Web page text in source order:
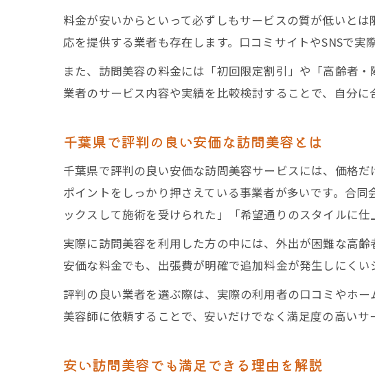
料金が安いからといって必ずしもサービスの質が低いと
応を提供する業者も存在します。口コミサイトやSNSで実
また、訪問美容の料金には「初回限定割引」や「高齢者
業者のサービス内容や実績を比較検討することで、自分
千葉県で評判の良い安価な訪問美容とは
千葉県で評判の良い安価な訪問美容サービスには、価格
ポイントをしっかり押さえている事業者が多いです。合
ックスして施術を受けられた」「希望通りのスタイルに仕
実際に訪問美容を利用した方の中には、外出が困難な高
安価な料金でも、出張費が明確で追加料金が発生しにく
評判の良い業者を選ぶ際は、実際の利用者の口コミやホ
美容師に依頼することで、安いだけでなく満足度の高いサ
安い訪問美容でも満足できる理由を解説